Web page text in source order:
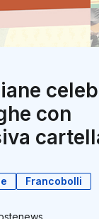
con
Francobolli